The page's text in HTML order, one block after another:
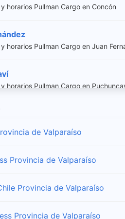
horarios Pullman Cargo en Concón
horarios Pullman Cargo en Juan
horarios Pullman Cargo en
horarios Pullman Cargo en Valparaíso
de Valparaíso
Provincia de Valparaíso
Provincia de Valparaíso
Provincia de Valparaíso